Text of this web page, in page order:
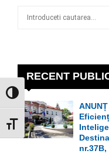
GLISOR NIVEL CONTRAST
GLISOR MĂRIME FONT
o
r
:
RECENT
nr.37B,